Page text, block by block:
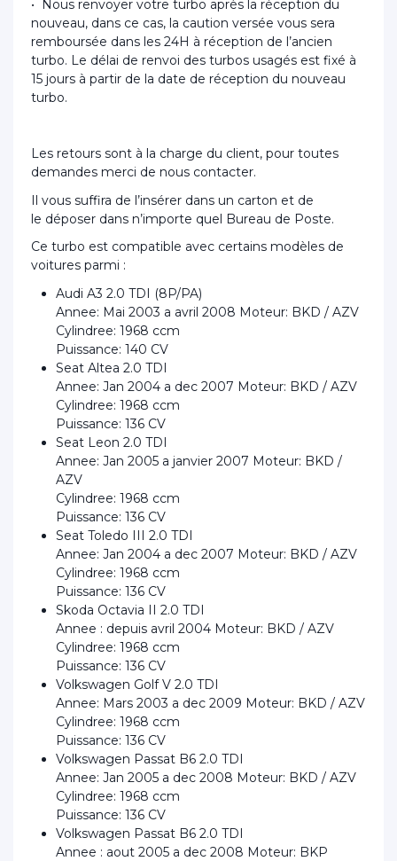
• Nous renvoyer votre turbo après la réception du
nouveau, dans ce cas, la caution versée vous sera
remboursée dans les 24H à réception de l’ancien
turbo. Le délai de renvoi des turbos usagés est fixé à
15 jours à partir de la date de réception du nouveau
turbo.
Les retours sont à la charge du client, pour toutes
demandes merci de nous contacter.
Il vous suffira de l’insérer dans un carton et de
le déposer dans n’importe quel Bureau de Poste.
Ce turbo est compatible avec certains modèles de
voitures parmi :
Audi A3 2.0 TDI (8P/PA)
Annee: Mai 2003 a avril 2008 Moteur: BKD / AZV
Cylindree: 1968 ccm
Puissance: 140 CV
Seat Altea 2.0 TDI
Annee: Jan 2004 a dec 2007 Moteur: BKD / AZV
Cylindree: 1968 ccm
Puissance: 136 CV
Seat Leon 2.0 TDI
Annee: Jan 2005 a janvier 2007 Moteur: BKD /
AZV
Cylindree: 1968 ccm
Puissance: 136 CV
Seat Toledo III 2.0 TDI
Annee: Jan 2004 a dec 2007 Moteur: BKD / AZV
Cylindree: 1968 ccm
Puissance: 136 CV
Skoda Octavia II 2.0 TDI
Annee : depuis avril 2004 Moteur: BKD / AZV
Cylindree: 1968 ccm
Puissance: 136 CV
Volkswagen Golf V 2.0 TDI
Annee: Mars 2003 a dec 2009 Moteur: BKD / AZV
Cylindree: 1968 ccm
Puissance: 136 CV
Volkswagen Passat B6 2.0 TDI
Annee: Jan 2005 a dec 2008 Moteur: BKD / AZV
Cylindree: 1968 ccm
Puissance: 136 CV
Volkswagen Passat B6 2.0 TDI
Annee : aout 2005 a dec 2008 Moteur: BKP